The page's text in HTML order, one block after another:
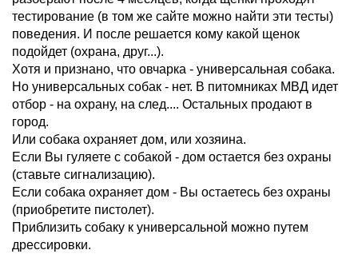
тестирование (в том же сайте можно найти эти тесты)
поведения. И после решается кому какой щенок
подойдет (охрана, друг...).
Хотя и признано, что овчарка - универсальная собака.
Но универсальных собак - нет. В питомниках МВД идет
отбор - на охрану, на след.... Остальных продают в
город.
Или собака охраняет дом, или хозяина.
Если Вы гуляете с собакой - дом остается без охраны
(ставьте сигнализацию).
Если собака охраняет дом - Вы остаетесь без охраны
(приобретите пистолет).
Приблизить собаку к универсальной можно путем
дрессировки.